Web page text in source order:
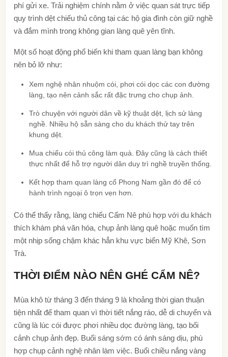
phí gửi xe. Trải nghiệm chính nằm ở việc quan sát trực tiếp
quy trình dệt chiếu thủ công tại các hộ gia đình còn giữ nghề
và đắm mình trong không gian làng quê yên tĩnh.
Một số hoạt động phổ biến khi tham quan làng bạn không
nên bỏ lỡ như:
Xem nghệ nhân nhuộm cói, phơi cói dọc các con đường
làng, tạo nên cảnh sắc rất đặc trưng cho chụp ảnh.
Trò chuyện với người dân về kỹ thuật dệt, lịch sử làng
nghề. Nhiều hộ sẵn sàng cho du khách thử tay trên
khung dệt.
Mua chiếu cói thủ công làm quà. Đây cũng là cách thiết
thực nhất để hỗ trợ người dân duy trì nghề truyền thống.
Kết hợp tham quan làng cổ Phong Nam gần đó để có
hành trình ngoại ô trọn vẹn hơn.
Có thể thấy rằng, làng chiếu Cẩm Nê phù hợp với du khách
thích khám phá văn hóa, chụp ảnh làng quê hoặc muốn tìm
một nhịp sống chậm khác hẳn khu vực biển Mỹ Khê, Sơn
Trà.
THỜI ĐIỂM NÀO NÊN GHÉ CẨM NÊ?
Mùa khô từ tháng 3 đến tháng 9 là khoảng thời gian thuận
tiện nhất để tham quan vì thời tiết nắng ráo, dễ di chuyển và
cũng là lúc cói được phơi nhiều dọc đường làng, tạo bối
cảnh chụp ảnh đẹp. Buổi sáng sớm có ánh sáng dịu, phù
hợp chụp cảnh nghệ nhân làm việc. Buổi chiều nắng vàng